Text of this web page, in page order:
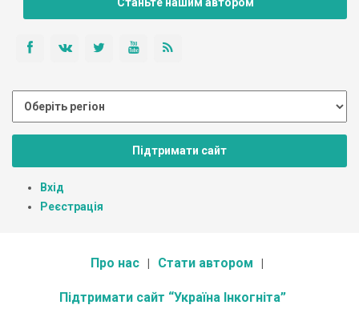
Станьте нашим автором
Підтримати сайт
Вхід
Реєстрація
Про нас Стати автором
Підтримати сайт “Україна Інкогніта”